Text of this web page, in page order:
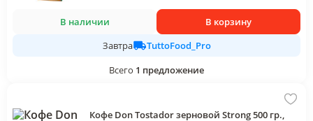
В наличии
В корзину
Завтра
TuttoFood_Pro
Всего 1 предложение
Кофе Don Tostador зерновой Strong 500 гр.,